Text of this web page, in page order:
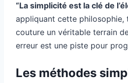
“La simplicité est la clé de
appliquant cette philosophie,
couture un véritable terrain
erreur est une piste pour
Les méthodes